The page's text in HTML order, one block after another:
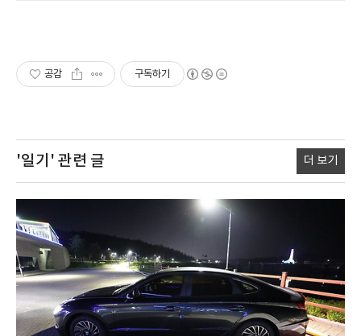
공감 구독하기
'일기' 관련 글 더 보기